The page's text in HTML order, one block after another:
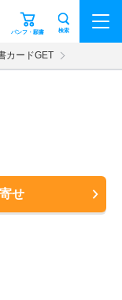
パンフ・願書 検索
カードGET
せ